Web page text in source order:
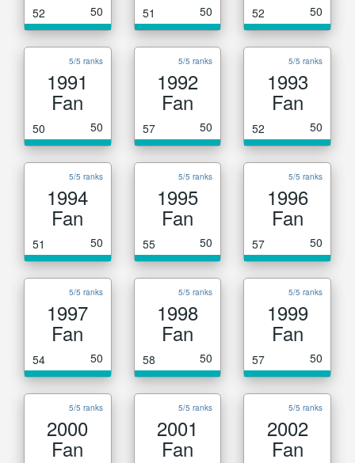
52 50 51 50 52 50
5/5 ranks
1991
Fan
50 50
5/5 ranks
1992
Fan
57 50
5/5 ranks
1993
Fan
52 50
5/5 ranks
1994
Fan
51 50
5/5 ranks
1995
Fan
55 50
5/5 ranks
1996
Fan
57 50
5/5 ranks
1997
Fan
54 50
5/5 ranks
1998
Fan
58 50
5/5 ranks
1999
Fan
57 50
5/5 ranks
2000
Fan
5/5 ranks
2001
Fan
5/5 ranks
2002
Fan